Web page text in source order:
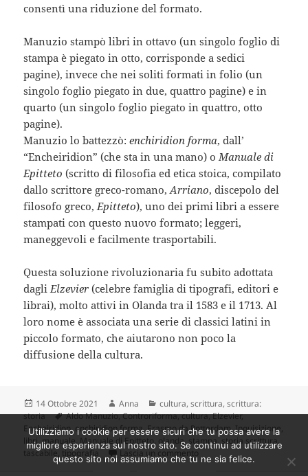
consentì una riduzione del formato.
Manuzio stampò libri in ottavo (un singolo foglio di
stampa è piegato in otto, corrisponde a sedici
pagine), invece che nei soliti formati in folio (un
singolo foglio piegato in due, quattro pagine) e in
quarto (un singolo foglio piegato in quattro, otto
pagine).
Manuzio lo battezzò: enchiridion forma, dall’
“Encheiridion” (che sta in una mano) o Manuale di
Epitteto (scritto di filosofia ed etica stoica, compilato
dallo scrittore greco-romano,Arriano, discepolo del
filosofo greco, Epitteto), uno dei primi libri a essere
stampati con questo nuovo formato; leggeri,
maneggevoli e facilmente trasportabili.
Questa soluzione rivoluzionaria fu subito adottata
dagli Elzevier (celebre famiglia di tipografi, editori e
librai), molto attivi in Olanda tra il 1583 e il 1713. Al
loro nome è associata una serie di classici latini in
piccolo formato, che aiutarono non poco la
diffusione della cultura.
Scritto
il
14 Ottobre 2021 Autore
Anna Categorie
cultura,scrittura,scrittura:
storia
Tag
Aldo Manuzio,Controriforma,cultura,Elzevier,
Encheiridion,enchiridion forma,Erasmo da Rotterdam,Inquisizione,
libri,manuale, Manuale di Epitteto, olanda, stampa , storia scrittura,
tascabile, tipografia Lascia un commentosu Storia della scrittura
Utilizziamo i cookie per essere sicuri che tu possa avere la
migliore esperienza sul nostro sito. Se continui ad utilizzare
questo sito noi assumiamo che tu ne sia felice.